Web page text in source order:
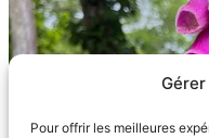
Pour offrir les meilleures